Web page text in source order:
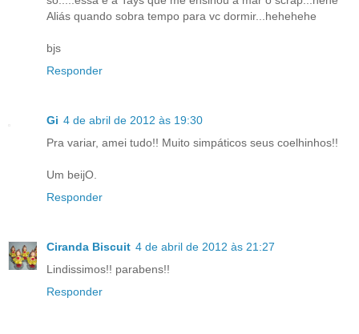
Aliás quando sobra tempo para vc dormir...hehehehe
bjs
Responder
Gi 4 de abril de 2012 às 19:30
Pra variar, amei tudo!! Muito simpáticos seus coelhinhos!!
Um beijO.
Responder
Ciranda Biscuit 4 de abril de 2012 às 21:27
Lindissimos!! parabens!!
Responder